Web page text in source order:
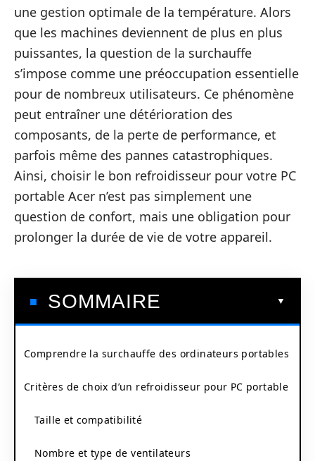
une gestion optimale de la température. Alors
que les machines deviennent de plus en plus
puissantes, la question de la surchauffe
s’impose comme une préoccupation essentielle
pour de nombreux utilisateurs. Ce phénomène
peut entraîner une détérioration des
composants, de la perte de performance, et
parfois même des pannes catastrophiques.
Ainsi, choisir le bon refroidisseur pour votre PC
portable Acer n’est pas simplement une
question de confort, mais une obligation pour
prolonger la durée de vie de votre appareil.
SOMMAIRE
Comprendre la surchauffe des ordinateurs portables
Critères de choix d’un refroidisseur pour PC portable
Taille et compatibilité
Nombre et type de ventilateurs